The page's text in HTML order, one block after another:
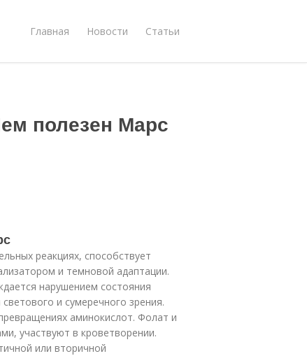
Главная Новости Статьи
полезен Марс
реакциях, способствует
и темновой адаптации.
нарушением состояния
и сумеречного зрения.
аминокислот. Фолат и
участвуют в кроветворении.
или вторичной